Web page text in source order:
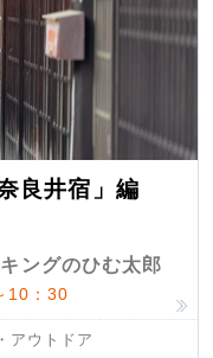
良井宿」編
ングのひむ太郎
10：30
アウトドア